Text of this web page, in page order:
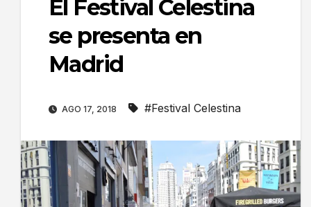
El Festival Celestina
se presenta en
Madrid
AGO 17, 2018 #Festival Celestina